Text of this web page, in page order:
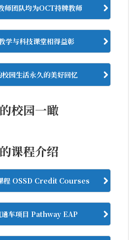
师团队均为OCT持牌教师
学与科技课堂相得益彰
校园生活永久的美好回忆
校园一瞰
课程介绍
程 OSSD Credit Courses
通车项目 Pathway EAP